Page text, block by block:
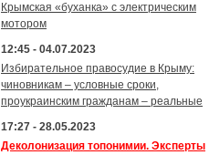
Крымская «буханка» с электрическим
мотором
12:45 - 04.07.2023
Избирательное правосудие в Крыму:
чиновникам – условные сроки,
проукраинским гражданам – реальные
17:27 - 28.05.2023
Деколонизация топонимии. Эксперты